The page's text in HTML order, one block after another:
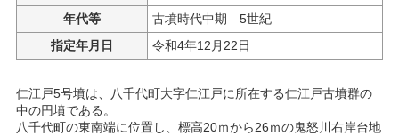
年代等
古墳時代中期 5世紀
指定年月日
令和4年12月22日
仁江戸5号墳は、八千代町大字仁江戸に所在する仁江戸古墳群の
中の円墳である。
八千代町の東南端に位置し、標高20ｍから26ｍの鬼怒川右岸台地